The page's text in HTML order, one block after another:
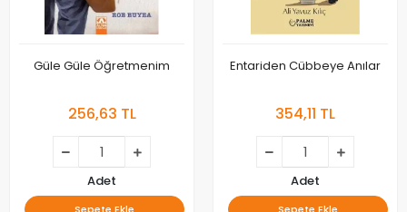
Güle Güle Öğretmenim
256,63 TL
Adet
Entariden Cübbeye Anılar
354,11 TL
Adet